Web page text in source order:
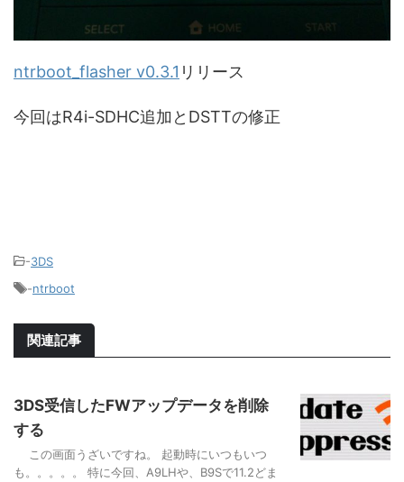
ntrboot_flasher v0.3.1 リリース
今回はR4i-SDHC追加とDSTTの修正
-3DS
-ntrboot
関連記事
3DS受信したFWアップデータを削除
する
この画面うざいですね。 起動時にいつもいつ
も。。。。。 特に今回、A9LHや、B9Sで11.2どま